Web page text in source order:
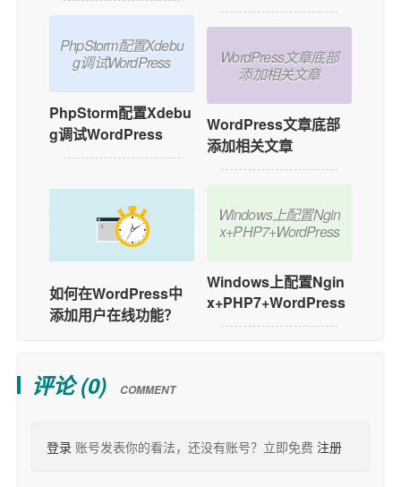
PhpStorm配置Xdebu
g调试WordPress
PhpStorm配置Xdebu
g调试WordPress
如何在WordPress中
添加用户在线功能？
WordPress文章底部
添加相关文章
WordPress文章底部
添加相关文章
Windows上配置Ngin
x+PHP7+WordPress
Windows上配置Ngin
x+PHP7+WordPress
评论 (0) COMMENT
登录 账号发表你的看法，还没有账号？立即免费 注册